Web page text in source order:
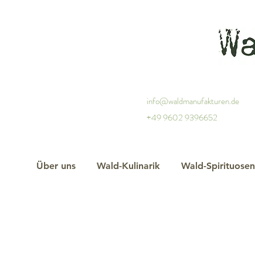
info@waldmanufakturen.de
+49 9602 9396652
Über uns Wald-Kulinarik Wald-Spirituosen